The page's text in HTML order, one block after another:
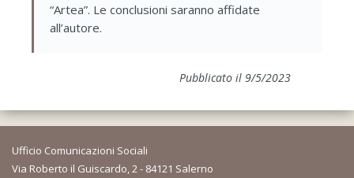
“Artea”. Le conclusioni saranno affidate
all’autore.
Pubblicato il 9/5/2023
Ufficio Comunicazioni Sociali
Via Roberto il Guiscardo, 2 - 84121 Salerno